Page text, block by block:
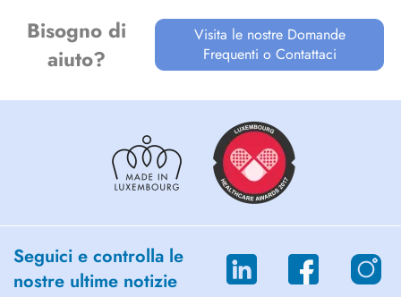
Bisogno di
aiuto?
Visita le nostre Domande
Frequenti o Contattaci
Seguici e controlla le
nostre ultime notizie